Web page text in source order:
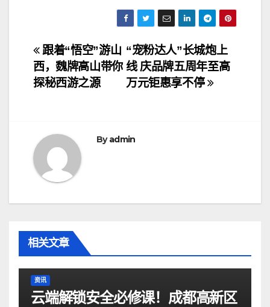
文
章
航
“宠粉达人”长城炮上
线 庆品牌五周年至高
万元钜惠享不停
跟着“悟空”游山
西，魏牌高山带你
探秘西游之源
Byadmin
相关文章
资讯
云端解锁安全必修课！成都高新区